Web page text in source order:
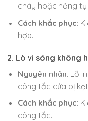
cháy hoặc hỏng tụ
Cách khắc phục:
hợp.
2. Lò vi sóng không
Nguyên nhân: Lỗi
công tắc cửa bị
Cách khắc phục:
công tắc.